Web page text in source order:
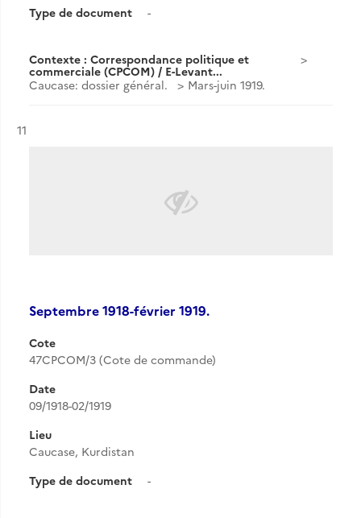
Type de document
-
Contexte : Correspondance politique et
commerciale (CPCOM) / E-Levant...
Caucase: dossier général.
Mars-juin 1919.
Résultat n°
11
Septembre 1918-février 1919.
Cote
47CPCOM/3 (Cote de commande)
Date
09/1918-02/1919
Lieu
Caucase, Kurdistan
Type de document
-